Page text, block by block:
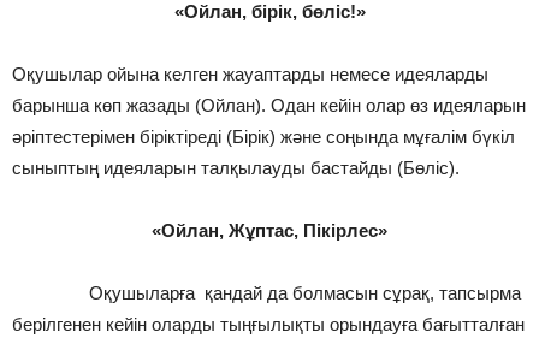
«Ойлан, бірік, бөліс!»
Оқушылар ойына келген жауаптарды немесе идеяларды
барынша көп жазады (Ойлан). Одан кейін олар өз идеяларын
әріптестерімен біріктіреді (Бірік) және соңында мұғалім бүкіл
сыныптың идеяларын талқылауды бастайды (Бөліс).
«Ойлан, Жұптас, Пікірлес»
Оқушыларға қандай да болмасын сұрақ, тапсырма
берілгенен кейін оларды тыңғылықты орындауға бағытталған